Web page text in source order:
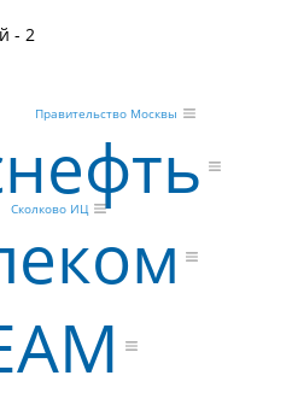
- 2
Правительство Москвы
Сколково ИЦ